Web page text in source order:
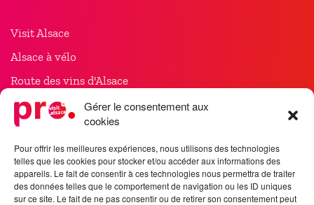
Gérer le consentement aux
cookies
Pour offrir les meilleures expériences, nous utilisons des technologies
telles que les cookies pour stocker et/ou accéder aux informations des
appareils. Le fait de consentir à ces technologies nous permettra de traiter
des données telles que le comportement de navigation ou les ID uniques
sur ce site. Le fait de ne pas consentir ou de retirer son consentement peut
Visit Alsace
Alsace à vélo
Route des vins d'Alsace
Noël en Alsace
Meet in Alsace
Suivez-nous